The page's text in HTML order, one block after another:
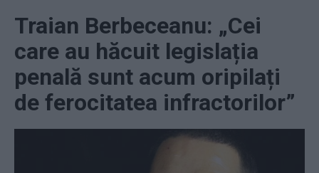
Traian Berbeceanu: „Cei
care au hăcuit legislația
penală sunt acum oripilați
de ferocitatea infractorilor”